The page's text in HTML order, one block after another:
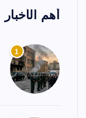
أهم الأخبار
1